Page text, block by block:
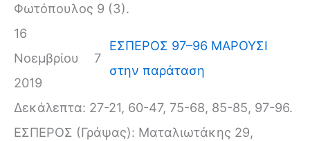
Φωτόπουλος 9 (3).
16
Νοεμβρίου
2019
7
ΕΣΠΕΡΟΣ 97–96 ΜΑΡΟΥΣΙ
στην παράταση
Δεκάλεπτα: 27-21, 60-47, 75-68, 85-85, 97-96.
ΕΣΠΕΡΟΣ (Γράψας): Ματαλιωτάκης 29,